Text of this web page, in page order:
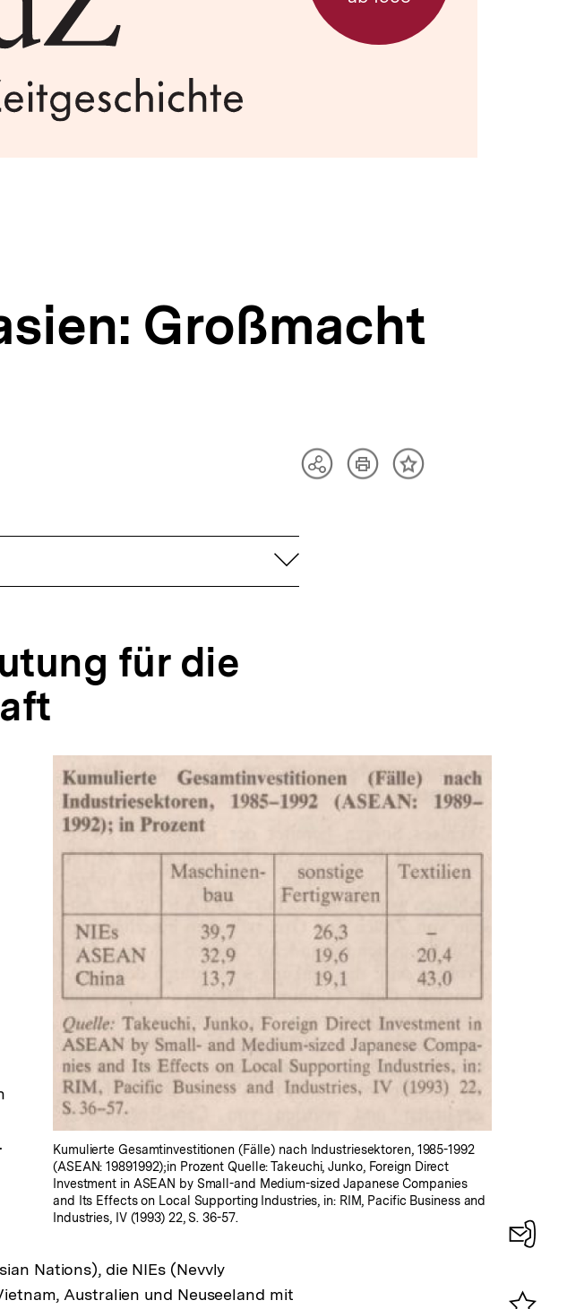
Großmacht
TeilenArtikelInhalt
aufklappen
für die
Lightbox
öffnen
Kumulierte Gesamtinvestitionen (Fälle) nach Industriesektoren, 1985-1992
(ASEAN: 19891992);in Prozent Quelle: Takeuchi, Junko, Foreign Direct
Investment in ASEAN by Small-and Medium-sized Japanese Companies
and Its Effects on Local Supporting Industries, in: RIM, Pacific Business and
Industries, IV (1993) 22, S. 36-57.
Nations), die NIEs (Nevvly
Australien und Neuseeland mit